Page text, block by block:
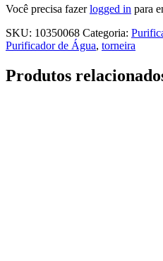
Você precisa fazerlogged in para
SKU: 10350068 Categoria:
Purificador de Água, torneira
Produtos